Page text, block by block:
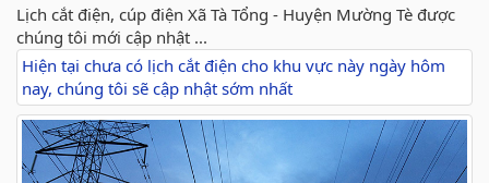
Lịch cắt điện, cúp điện Xã Tà Tổng - Huyện Mường Tè được
chúng tôi mới cập nhật ...
Hiện tại chưa có lịch cắt điện cho khu vực này ngày hôm
nay, chúng tôi sẽ cập nhật sớm nhất